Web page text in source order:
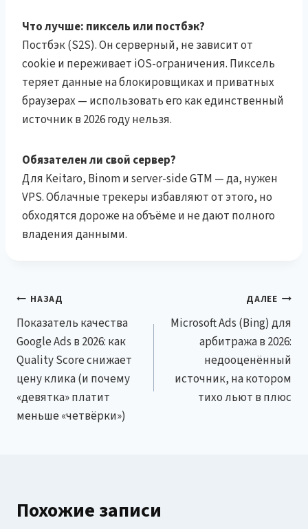
Что лучше: пиксель или постбэк?
Постбэк (S2S). Он серверный, не зависит от
cookie и переживает iOS-ограничения. Пиксель
теряет данные на блокировщиках и приватных
браузерах — использовать его как единственный
источник в 2026 году нельзя.
Обязателен ли свой сервер?
Для Keitaro, Binom и server-side GTM — да, нужен
VPS. Облачные трекеры избавляют от этого, но
обходятся дороже на объёме и не дают полного
владения данными.
Навигация
по
записям
НАЗАД
Показатель качества
Google Ads в 2026: как
Quality Score снижает
цену клика (и почему
«девятка» платит
меньше «четвёрки»)
ДАЛЕЕ
Microsoft Ads (Bing) для
арбитража в 2026:
недооценённый
источник, на котором
тихо льют в плюс
Похожие записи